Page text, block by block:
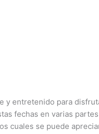
y entretenido para
fechas en varias
cuales se puede